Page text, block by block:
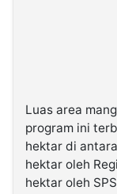
Luas area
program ini
hektar di
hektar oleh
hektar oleh